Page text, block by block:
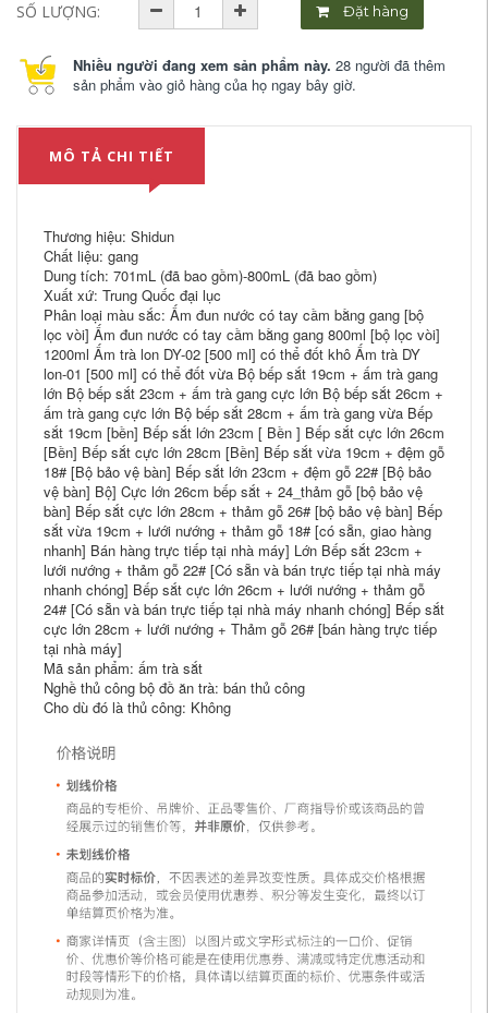
SỐ LƯỢNG: Đặt hàng
Nhiều người đang xem sản phẩm này. 28 người đã thêm
sản phẩm vào giỏ hàng của họ ngay bây giờ.
MÔ TẢ CHI TIẾT
Thương hiệu: Shidun
Chất liệu: gang
Dung tích: 701mL (đã bao gồm)-800mL (đã bao gồm)
Xuất xứ: Trung Quốc đại lục
Phân loại màu sắc: Ấm đun nước có tay cầm bằng gang [bộ
lọc vòi] Ấm đun nước có tay cầm bằng gang 800ml [bộ lọc vòi]
1200ml Ấm trà lon DY-02 [500 ml] có thể đốt khô Ấm trà DY
lon-01 [500 ml] có thể đốt vừa Bộ bếp sắt 19cm + ấm trà gang
lớn Bộ bếp sắt 23cm + ấm trà gang cực lớn Bộ bếp sắt 26cm +
ấm trà gang cực lớn Bộ bếp sắt 28cm + ấm trà gang vừa Bếp
sắt 19cm [bền] Bếp sắt lớn 23cm [ Bền ] Bếp sắt cực lớn 26cm
[Bền] Bếp sắt cực lớn 28cm [Bền] Bếp sắt vừa 19cm + đệm gỗ
18# [Bộ bảo vệ bàn] Bếp sắt lớn 23cm + đệm gỗ 22# [Bộ bảo
vệ bàn] Bộ] Cực lớn 26cm bếp sắt + 24_thảm gỗ [bộ bảo vệ
bàn] Bếp sắt cực lớn 28cm + thảm gỗ 26# [bộ bảo vệ bàn] Bếp
sắt vừa 19cm + lưới nướng + thảm gỗ 18# [có sẵn, giao hàng
nhanh] Bán hàng trực tiếp tại nhà máy] Lớn Bếp sắt 23cm +
lưới nướng + thảm gỗ 22# [Có sẵn và bán trực tiếp tại nhà máy
nhanh chóng] Bếp sắt cực lớn 26cm + lưới nướng + thảm gỗ
24# [Có sẵn và bán trực tiếp tại nhà máy nhanh chóng] Bếp sắt
cực lớn 28cm + lưới nướng + Thảm gỗ 26# [bán hàng trực tiếp
tại nhà máy]
Mã sản phẩm: ấm trà sắt
Nghề thủ công bộ đồ ăn trà: bán thủ công
Cho dù đó là thủ công: Không